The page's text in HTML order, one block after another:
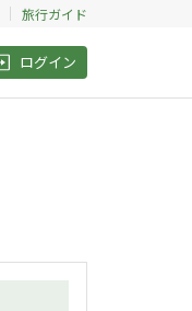
旅行ガイド
ログイン